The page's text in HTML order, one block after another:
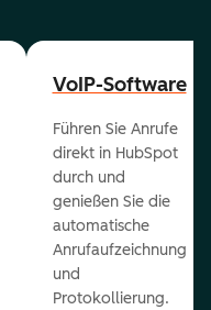
VoIP-Software
Führen Sie Anrufe
direkt in HubSpot
durch und
genießen Sie die
automatische
Anrufaufzeichnung
und
Protokollierung.